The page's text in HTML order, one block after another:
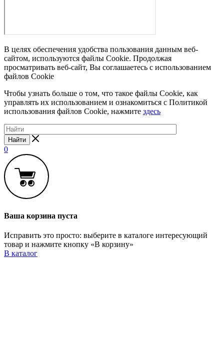
В целях обеспечения удобства пользования данным веб-
сайтом, используются файлы Cookie. Продолжая
просматривать веб-сайт, Вы соглашаетесь с использованием
файлов Cookie
Чтобы узнать больше о том, что такое файлы Cookie, как
управлять их использованием и ознакомиться с Политикой
использования файлов Cookie, нажмите здесь
Найти
0
Ваша корзина пуста
Исправить это просто: выберите в каталоге интересующий
товар и нажмите кнопку «В корзину»
В каталог